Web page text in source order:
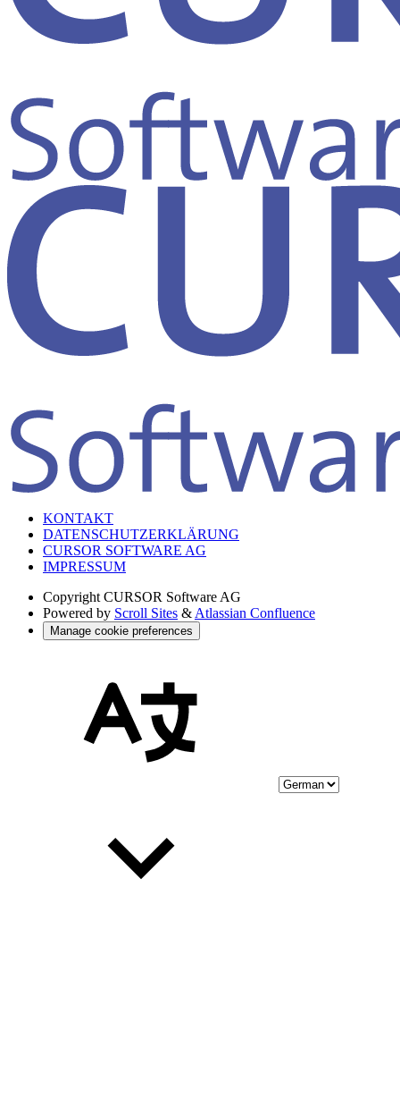
KONTAKT
DATENSCHUTZERKLÄRUNG
CURSOR SOFTWARE AG
IMPRESSUM
Copyright CURSOR Software AG
Powered by Scroll Sites & Atlassian Confluence
Manage cookie preferences